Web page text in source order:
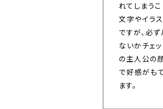
れてしまう
文字やイラ
ですが、必
ないかチェ
の主人公の
で好感がも
ます。